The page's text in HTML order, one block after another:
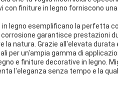
finiture in legno forniscono
legno esemplificano la perfetta
garantisce prestazioni
la natura. Grazie all'elevata
per un'ampia gamma di
e finiture decorative in legno.
l'eleganza senza tempo e la